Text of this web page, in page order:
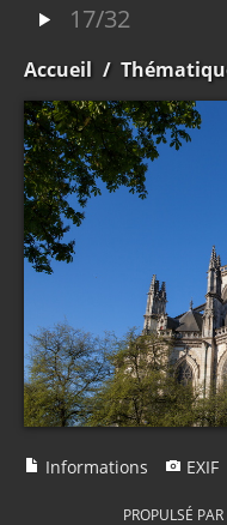
17/32
Accueil /
Informations EXIF
PROPULSÉ PAR